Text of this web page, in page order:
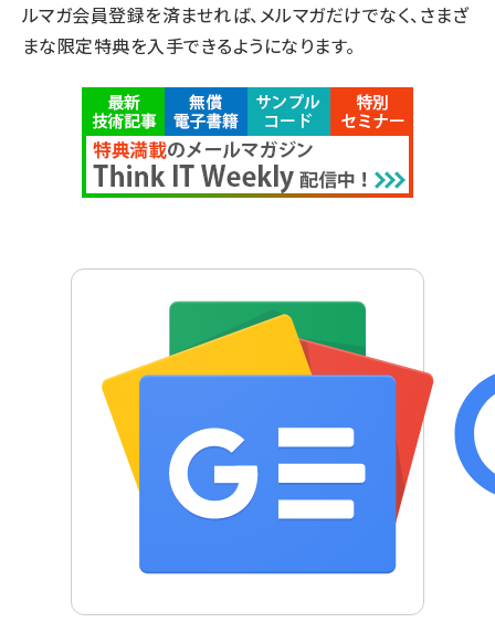
ルマガ会員登録を済ませれば、メルマガだけでなく、さまざ
まな限定特典を入手できるようになります。